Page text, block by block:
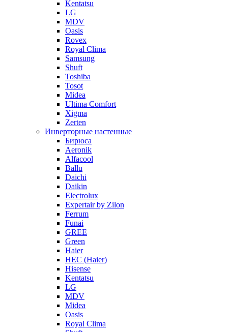
Kentatsu
LG
MDV
Oasis
Rovex
Royal Clima
Samsung
Shuft
Toshiba
Tosot
Midea
Ultima Comfort
Xigma
Zerten
Инверторные настенные
Бирюса
Aeronik
Alfacool
Ballu
Daichi
Daikin
Electrolux
Expertair by Zilon
Ferrum
Funai
GREE
Green
Haier
HEC (Haier)
Hisense
Kentatsu
LG
MDV
Midea
Oasis
Royal Clima